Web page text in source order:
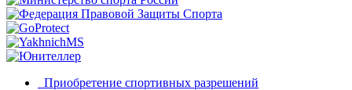
Приобретение спортивных разрешений